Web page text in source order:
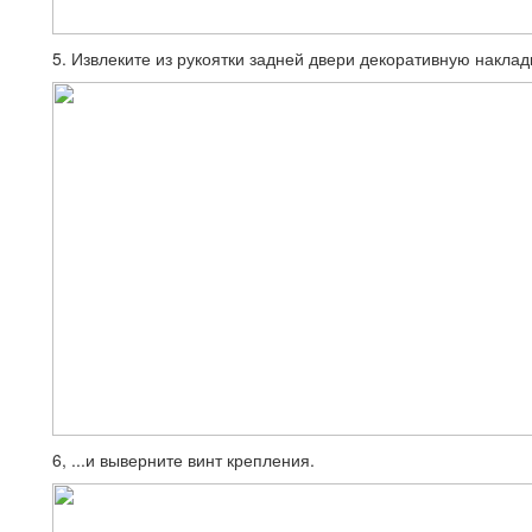
5. Извлеките из рукоятки задней двери декоративную
6, ...и выверните винт крепления.